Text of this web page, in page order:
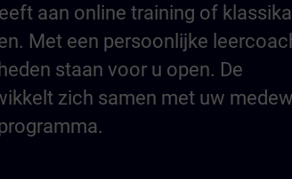
aan online training of
Met een persoonlijke
staan voor u open. De
zich samen met uw